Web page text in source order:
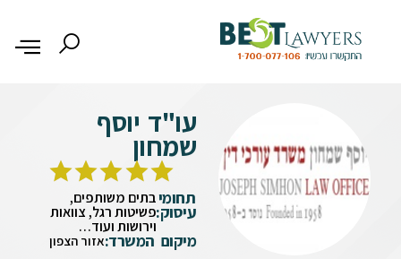
עו"ד יוסף
שמחון
תחומי
עיסוק:
בתים משותפים,
פשיטות רגל, צוואות
וירושות ועוד…
מיקום המשרד:אזור הצפון